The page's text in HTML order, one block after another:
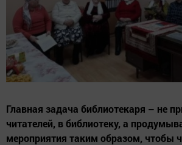
Главная задача библиотекаря – не
читателей, в библиотеку, а
мероприятия таким образом, чтобы